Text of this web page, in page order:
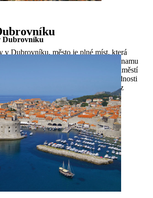
v Dubrovníku, město je plné míst, která
se starým městem zapsaným na seznamu
barokní kostely, prozkoumejte živá náměstí
slavné městské hradby. Tyto pamětihodnosti
kouzlo Dubrovníku a činí z něj jednu z
na Jadranu.
Dubrovníku